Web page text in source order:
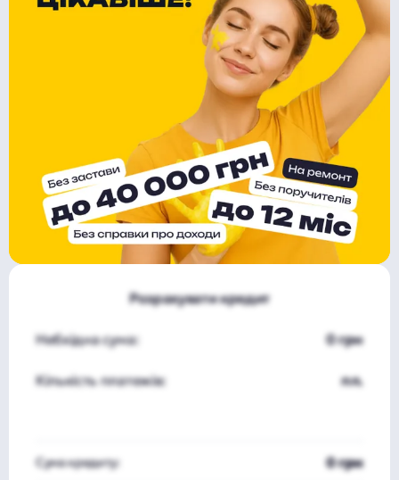
Розрахувати кредит
Небхідна сума: 0 грн
Кількість платежів: пл.
Сума кредиту: 0 грн